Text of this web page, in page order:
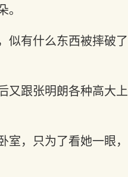
似有什么东西被摔破了
又跟张明朗各种高大上
，只为了看她一眼，